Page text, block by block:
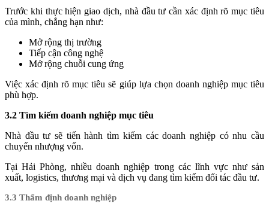
Trước khi thực hiện giao dịch, nhà đầu tư cần xác định rõ mục tiêu
của mình, chẳng hạn như:
Mở rộng thị trường
Tiếp cận công nghệ
Mở rộng chuỗi cung ứng
Việc xác định rõ mục tiêu sẽ giúp lựa chọn doanh nghiệp mục tiêu
phù hợp.
3.2 Tìm kiếm doanh nghiệp mục tiêu
Nhà đầu tư sẽ tiến hành tìm kiếm các doanh nghiệp có nhu cầu
chuyển nhượng vốn.
Tại Hải Phòng, nhiều doanh nghiệp trong các lĩnh vực như sản
xuất, logistics, thương mại và dịch vụ đang tìm kiếm đối tác đầu tư.
3.3 Thẩm định doanh nghiệp